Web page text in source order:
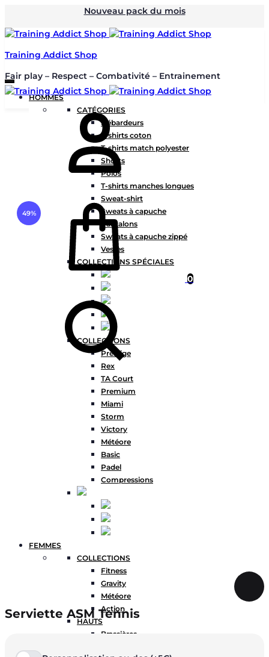
Nouveau pack du mois
Training Addict Shop
Fair play – Respect – Combativité – Entrainement
HOMMES
CATÉGORIES
Débardeurs
T-shirts coton
T-shirts match polyester
Shorts
Polos
T-shirts manches longues
Sweat-shirt
Sweats à capuche
Pantalons
Sweats à capuche zippé
Vestes
COLLECTIONS SPÉCIALES
COLLECTIONS
Prestige
Rex
TA Court
Premium
Miami
Storm
Victory
Météore
Basic
Padel
Compressions
FEMMES
COLLECTIONS
Fitness
Gravity
Météore
Action
HAUTS
Brassières
0
49%
Serviette ASM Tennis